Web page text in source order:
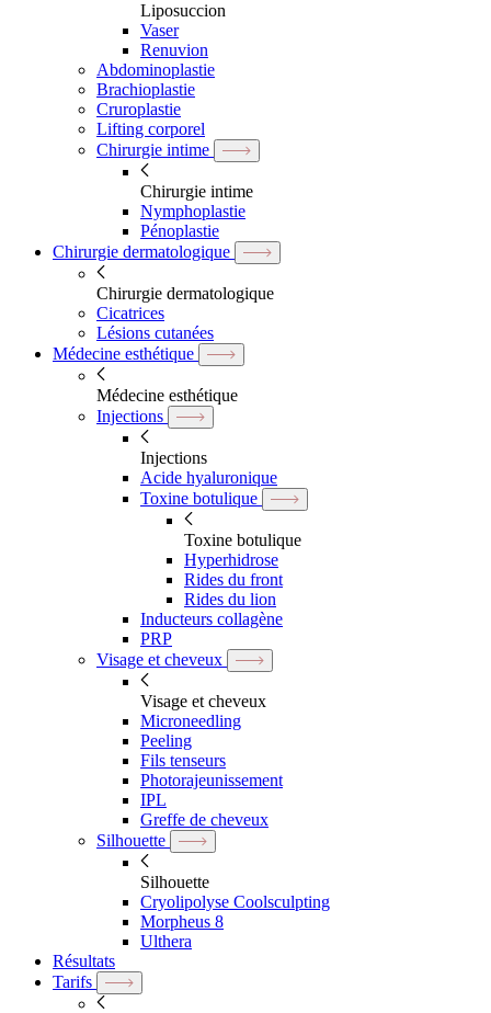
Liposuccion
Vaser
Renuvion
Abdominoplastie
Brachioplastie
Cruroplastie
Lifting corporel
Chirurgie intime
Chirurgie intime
Nymphoplastie
Pénoplastie
Chirurgie dermatologique
Chirurgie dermatologique
Cicatrices
Lésions cutanées
Médecine esthétique
Médecine esthétique
Injections
Injections
Acide hyaluronique
Toxine botulique
Toxine botulique
Hyperhidrose
Rides du front
Rides du lion
Inducteurs collagène
PRP
Visage et cheveux
Visage et cheveux
Microneedling
Peeling
Fils tenseurs
Photorajeunissement
IPL
Greffe de cheveux
Silhouette
Silhouette
Cryolipolyse Coolsculpting
Morpheus 8
Ulthera
Résultats
Tarifs